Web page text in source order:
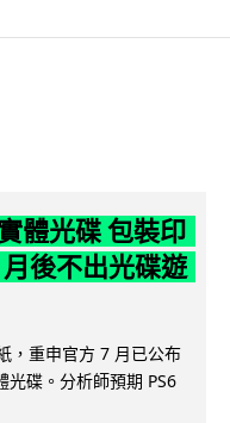
體光碟 包裝印
後不出光碟遊
，重申官方 7 月已公布
光碟。分析師預期 PS6